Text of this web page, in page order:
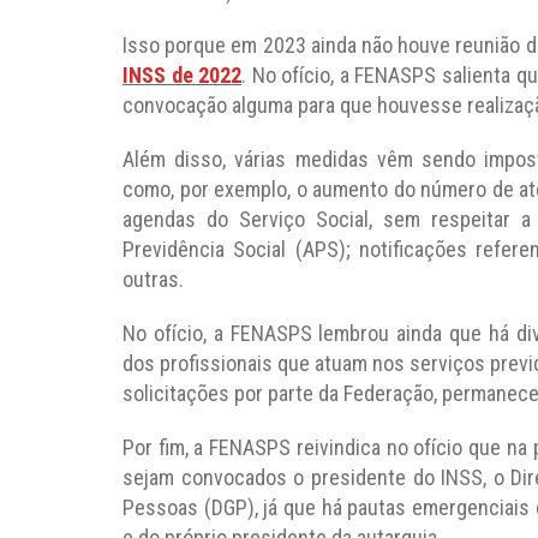
Isso porque em 2023 ainda não houve
INSS de 2022. No ofício, a FENASPS salienta
convocação alguma para que houvesse
Além disso, várias medidas vêm sendo
como, por exemplo, o aumento do número de
agendas do Serviço Social, sem respeitar
Previdência Social (APS); notificações
outras.
No ofício, a FENASPS lembrou ainda que há
dos profissionais que atuam nos serviços
solicitações por parte da Federação,
Por fim, a FENASPS reivindica no ofício que
sejam convocados o presidente do INSS, o
Pessoas (DGP), já que há pautas